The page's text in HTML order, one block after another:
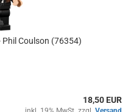
Phil Coulson (76354)
18,50 EUR